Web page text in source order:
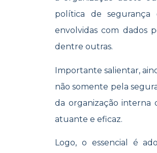
política de segurança
envolvidas com dados
dentre outras.
Importante salientar,
não somente pela
da organização interna
atuante e eficaz.
Logo, o essencial é